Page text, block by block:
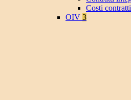
Costi
OIV 3